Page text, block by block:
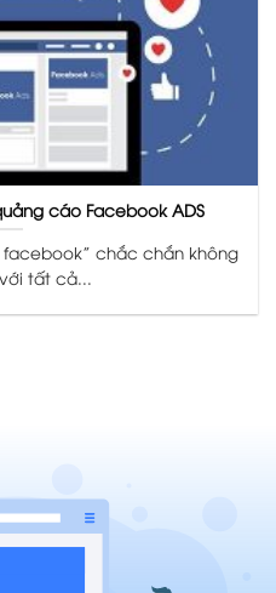
cáo Facebook ADS
chắc chắn không
tất cả...